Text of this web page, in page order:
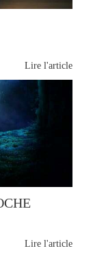
Lire l'article
Lire l'article